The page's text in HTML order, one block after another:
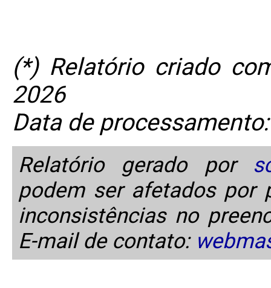
(*) Relatório criado
2026
Data de
Relatório gerado por
podem ser afetados por
inconsistências no
E-mail de contato: